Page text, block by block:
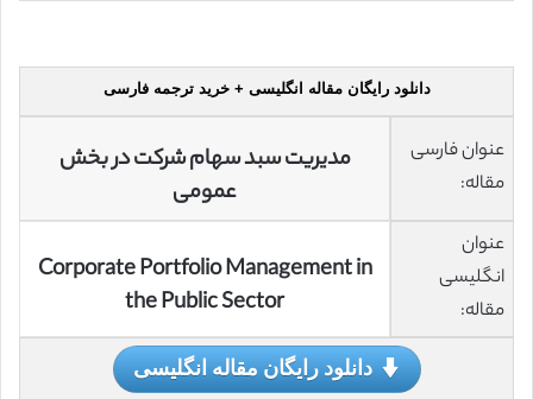
دانلود رایگان مقاله انگلیسی + خرید ترجمه فارسی
عنوان فارسی
مقاله:
مدیریت سبد سهام شرکت در بخش
عمومی
عنوان
انگلیسی
مقاله:
Corporate Portfolio Management in
the Public Sector
دانلود رایگان مقاله انگلیسی